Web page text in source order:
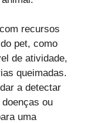
recursos
pet, como
de atividade,
queimadas.
a detectar
ou
uma